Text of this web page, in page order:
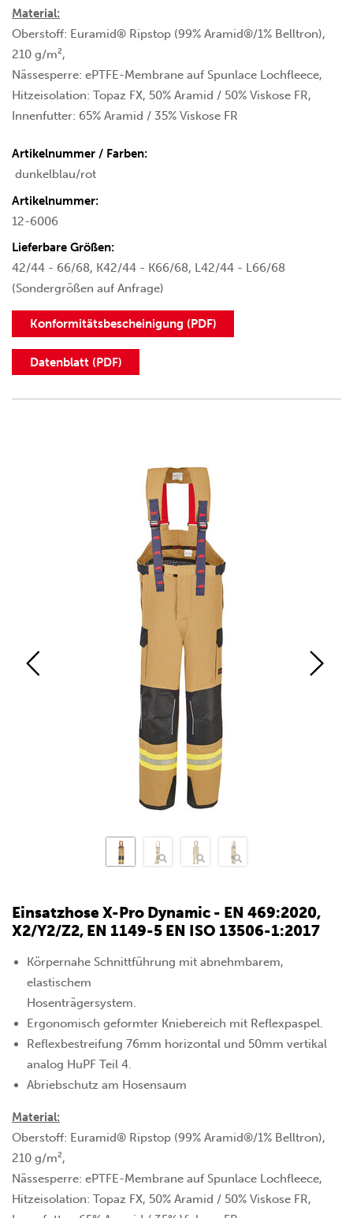
Material:
Oberstoff: Euramid® Ripstop (99% Aramid®/1% Belltron),
210 g/m²,
Nässesperre: ePTFE-Membrane auf Spunlace Lochfleece,
Hitzeisolation: Topaz FX, 50% Aramid / 50% Viskose FR,
Innenfutter: 65% Aramid / 35% Viskose FR
Artikelnummer / Farben:
dunkelblau/rot
Artikelnummer:
12-6006
Lieferbare Größen:
42/44 - 66/68, K42/44 - K66/68, L42/44 - L66/68
(Sondergrößen auf Anfrage)
Konformitätsbescheinigung (PDF)
Datenblatt (PDF)
Einsatzhose X-Pro Dynamic - EN 469:2020,
X2/Y2/Z2, EN 1149-5 EN ISO 13506-1:2017
Körpernahe Schnittführung mit abnehmbarem,
elastischem
Hosenträgersystem.
Ergonomisch geformter Kniebereich mit Reflexpaspel.
Reflexbestreifung 76mm horizontal und 50mm vertikal
analog HuPF Teil 4.
Abriebschutz am Hosensaum
Material:
Oberstoff: Euramid® Ripstop (99% Aramid®/1% Belltron),
210 g/m²,
Nässesperre: ePTFE-Membrane auf Spunlace Lochfleece,
Hitzeisolation: Topaz FX, 50% Aramid / 50% Viskose FR,